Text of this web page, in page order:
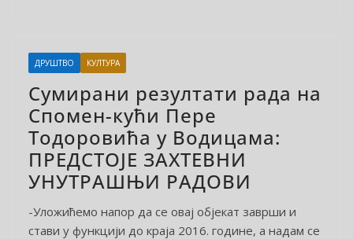
ДРУШТВО КУЛТУРА
Сумирани резултати рада на
Спомен-кући Пере
Тодоровића у Водицама:
ПРЕДСТОЈЕ ЗАХТЕВНИ
УНУТРАШЊИ РАДОВИ
-Уложићемо напор да се овај објекат заврши и
стави у функцији до краја 2016. године, а надам се